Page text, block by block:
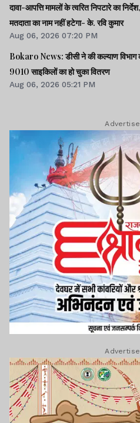
दावा-आपत्ति मामलों के त्वरित निपटारे का
मतदाता का नाम नहीं हटेगा- के. रवि कुमार
Aug 06, 2026 07:20 PM
Bokaro News: डीसी ने की कल्याण विभाग
9010 साइकिलों का हो चुका वितरण
Aug 06, 2026 05:21 PM